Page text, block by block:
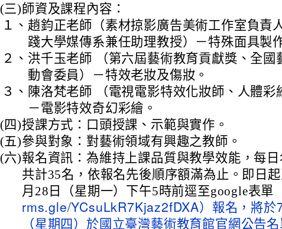
(三)師資及課程內容：
１、 趙鈞正老師（素材掠影廣告美術工作室負責
踐大學媒傳系兼任助理教授）－特殊面具製
２、 洪千玉老師 （第六屆藝術教育貢獻獎、全國
動會委員）－特效老妝及傷妝。
３、 陳洛梵老師 （電視電影特效化妝師、人體彩
－電影特效奇幻彩繪。
(四)授課方式：口頭授課、示範與實作。
(五)參與對象：對藝術領域有興趣之教師。
(六)報名資訊：為維持上課品質與教學效能，每日
共計35名，依報名先後順序額滿為止。即日起
月28日（星期一）下午5時前逕至google表單
rms.gle/YCsuLkR7Kjaz2fDXA）報名，將於
（星期四）於國立臺灣藝術教育館官網公告名